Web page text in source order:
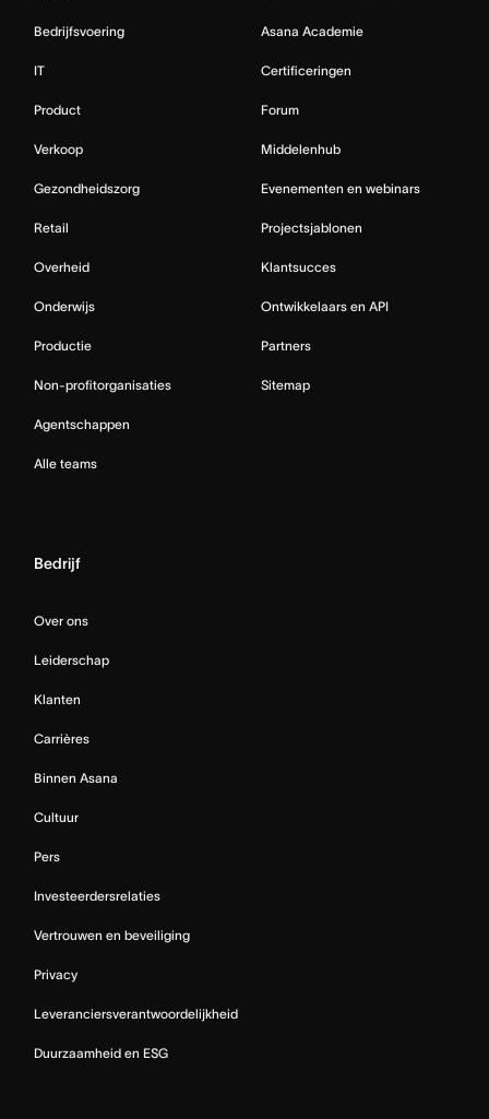
Bedrijfsvoering
IT
Product
Verkoop
Gezondheidszorg
Retail
Overheid
Onderwijs
Productie
Non-profitorganisaties
Agentschappen
Alle teams
Asana Academie
Certificeringen
Forum
Middelenhub
Evenementen en webinars
Projectsjablonen
Klantsucces
Ontwikkelaars en API
Partners
Sitemap
Bedrijf
Over ons
Leiderschap
Klanten
Carrières
Binnen Asana
Cultuur
Pers
Investeerdersrelaties
Vertrouwen en beveiliging
Privacy
Leveranciersverantwoordelijkheid
Duurzaamheid en ESG